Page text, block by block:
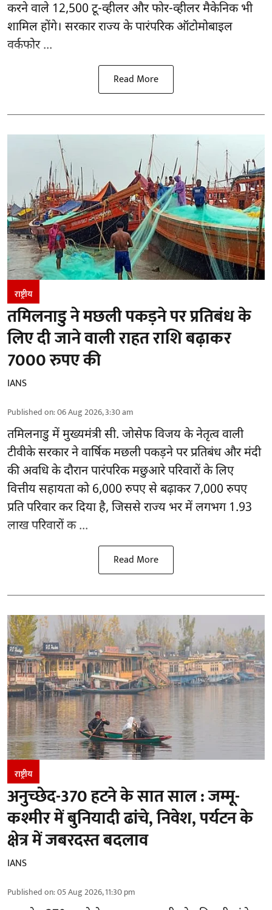
करने वाले 12,500 टू-व्हीलर और फोर-व्हीलर मैकेनिक भी
शामिल होंगे। सरकार राज्य के पारंपरिक ऑटोमोबाइल
वर्कफोर ...
Read More
राष्ट्रीय
तमिलनाडु ने मछली पकड़ने पर प्रतिबंध के
लिए दी जाने वाली राहत राशि बढ़ाकर
7000 रुपए की
IANS
Published on:06 Aug 2026, 3:30 am
तमिलनाडुमें मुख्यमंत्री सी. जोसेफ विजय के नेतृत्व वाली
टीवीके सरकार ने वार्षिक मछली पकड़ने पर प्रतिबंध और मंदी
की अवधि के दौरान पारंपरिक मछुआरे परिवारों के लिए
वित्तीय सहायता को 6,000 रुपए से बढ़ाकर 7,000 रुपए
प्रति परिवार कर दिया है, जिससे राज्य भर में लगभग 1.93
लाख परिवारों क ...
Read More
राष्ट्रीय
अनुच्छेद-370 हटने के सात साल : जम्मू-
कश्मीर में बुनियादी ढांचे, निवेश, पर्यटन के
क्षेत्र में जबरदस्त बदलाव
IANS
Published on:05 Aug 2026, 11:30 pm